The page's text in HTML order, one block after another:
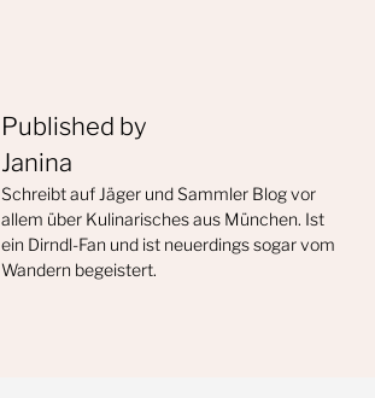
Published by
Janina
Schreibt auf Jäger und Sammler Blog vor
allem über Kulinarisches aus München. Ist
ein Dirndl-Fan und ist neuerdings sogar vom
Wandern begeistert.